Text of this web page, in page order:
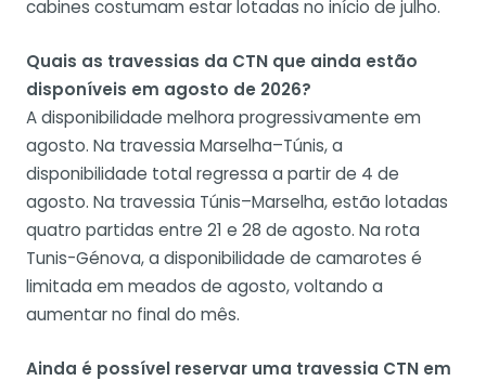
cabines costumam estar lotadas no início de julho.
Quais as travessias da CTN que ainda estão
disponíveis em agosto de 2026?
A disponibilidade melhora progressivamente em
agosto. Na travessia Marselha–Túnis, a
disponibilidade total regressa a partir de 4 de
agosto. Na travessia Túnis–Marselha, estão lotadas
quatro partidas entre 21 e 28 de agosto. Na rota
Tunis-Génova, a disponibilidade de camarotes é
limitada em meados de agosto, voltando a
aumentar no final do mês.
Ainda é possível reservar uma travessia CTN em